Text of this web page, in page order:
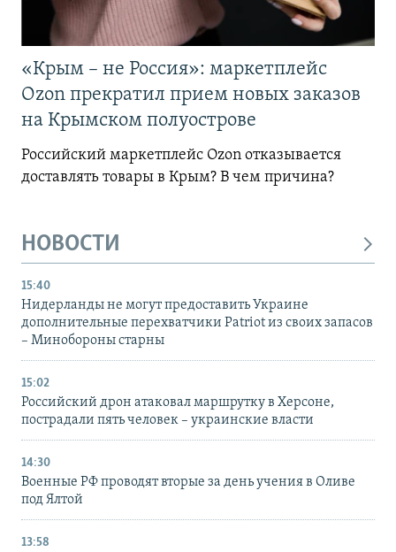
«Крым – не Россия»: маркетплейс
Ozon прекратил прием новых заказов
на Крымском полуострове
Российский маркетплейс Ozon отказывается
доставлять товары в Крым? В чем причина?
НОВОСТИ
15:40
Нидерланды не могут предоставить Украине
дополнительные перехватчики Patriot из своих запасов
– Минобороны старны
15:02
Российский дрон атаковал маршрутку в Херсоне,
пострадали пять человек – украинские власти
14:30
Военные РФ проводят вторые за день учения в Оливе
под Ялтой
13:58